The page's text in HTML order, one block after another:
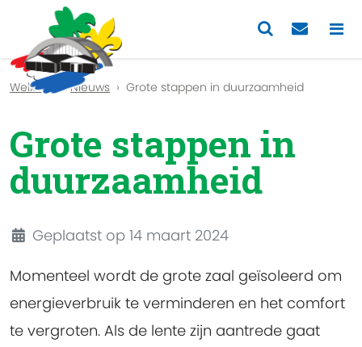
Previous
Welkom Nieuws Grote stappen in duurzaamheid
Grote stappen in
duurzaamheid
DetailsGeplaatst op 14 maart 2024
Momenteel wordt de grote zaal geïsoleerd om
energieverbruik te verminderen en het comfort
te vergroten. Als de lente zijn aantrede gaat